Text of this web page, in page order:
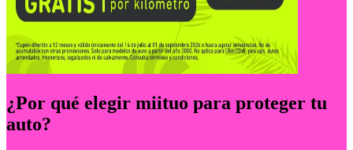
¿Por qué elegir miituo para proteger tu
auto?